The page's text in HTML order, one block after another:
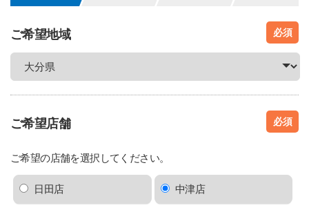
ご希望地域 必須
ご希望店舗 必須
ご希望の店舗を選択してください。
日田店 中津店